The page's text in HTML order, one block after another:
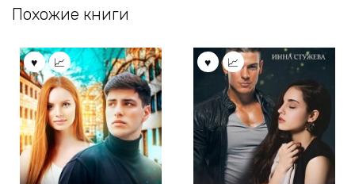
Похожие книги